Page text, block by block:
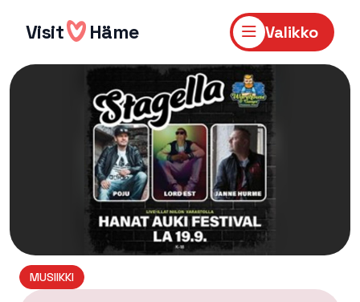
sisältöön
Visit Häme Valikko
MUSIIKKI